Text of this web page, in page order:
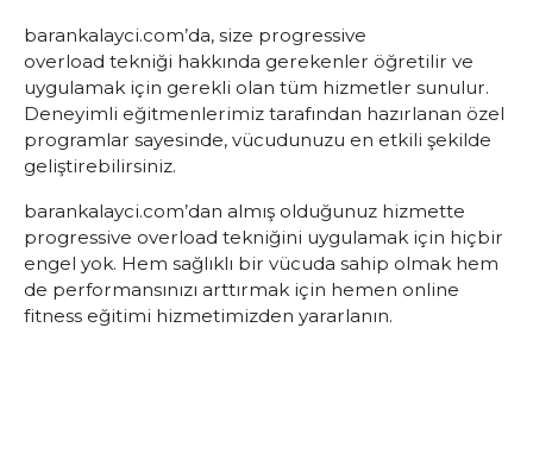
barankalayci.com’da, size progressive
overload tekniği hakkında gerekenler öğretilir ve
uygulamak için gerekli olan tüm hizmetler sunulur.
Deneyimli eğitmenlerimiz tarafından hazırlanan özel
programlar sayesinde, vücudunuzu en etkili şekilde
geliştirebilirsiniz.
barankalayci.com’dan almış olduğunuz hizmette
progressive overload tekniğini uygulamak için hiçbir
engel yok. Hem sağlıklı bir vücuda sahip olmak hem
de performansınızı arttırmak için hemen online
fitness eğitimi hizmetimizden yararlanın.